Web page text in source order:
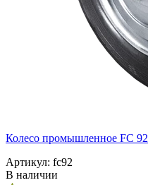
Колесо промышленное FC 92
Артикул: fc92
В наличии